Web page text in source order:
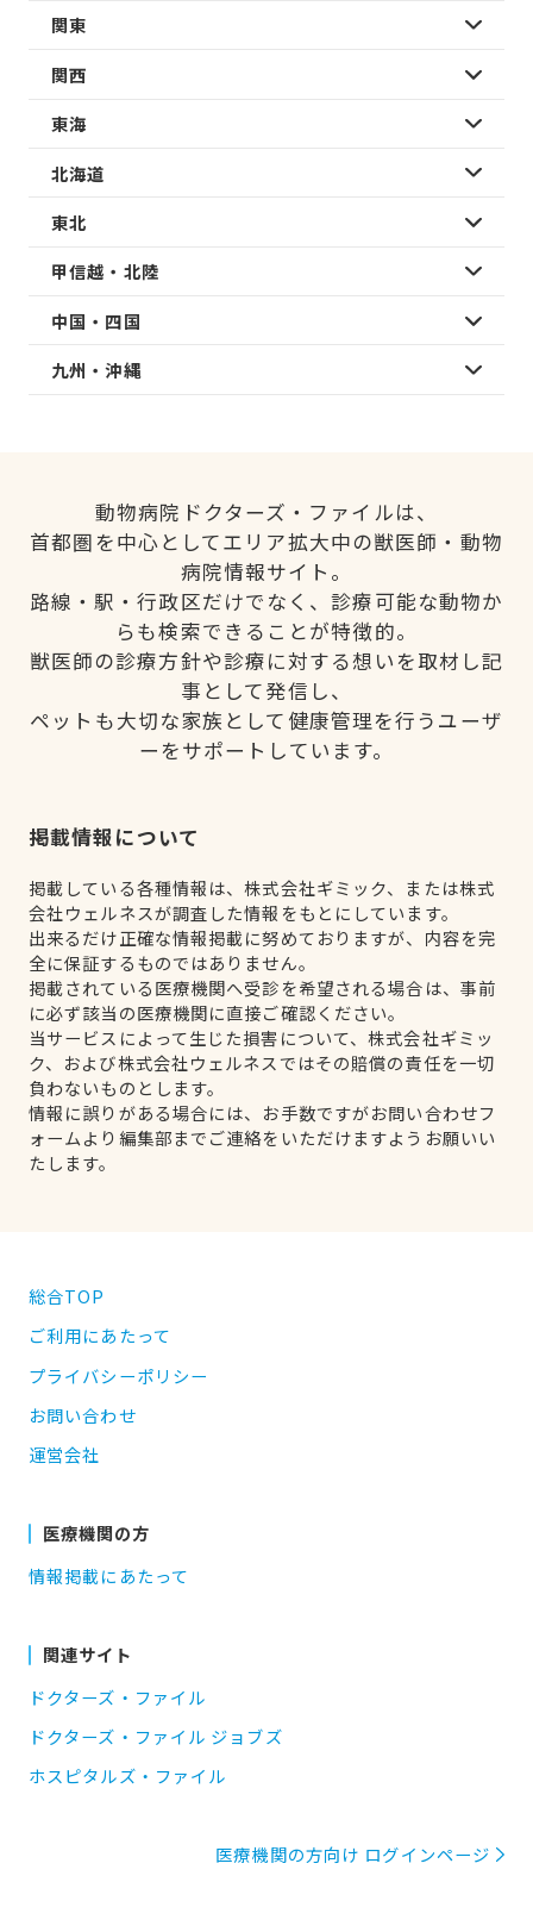
関東
関西
東海
北海道
東北
甲信越・北陸
中国・四国
九州・沖縄
動物病院ドクターズ・ファイルは、
首都圏を中心としてエリア拡大中の獣医師・動物
病院情報サイト。
路線・駅・行政区だけでなく、診療可能な動物か
らも検索できることが特徴的。
獣医師の診療方針や診療に対する想いを取材し記
事として発信し、
ペットも大切な家族として健康管理を行うユーザ
ーをサポートしています。
掲載情報について
掲載している各種情報は、株式会社ギミック、または株式
会社ウェルネスが調査した情報をもとにしています。
出来るだけ正確な情報掲載に努めておりますが、内容を完
全に保証するものではありません。
掲載されている医療機関へ受診を希望される場合は、事前
に必ず該当の医療機関に直接ご確認ください。
当サービスによって生じた損害について、株式会社ギミッ
ク、および株式会社ウェルネスではその賠償の責任を一切
負わないものとします。
情報に誤りがある場合には、お手数ですがお問い合わせフ
ォームより編集部までご連絡をいただけますようお願いい
たします。
総合TOP
ご利用にあたって
プライバシーポリシー
お問い合わせ
運営会社
医療機関の方
情報掲載にあたって
関連サイト
ドクターズ・ファイル
ドクターズ・ファイル ジョブズ
ホスピタルズ・ファイル
医療機関の方向け ログインページ